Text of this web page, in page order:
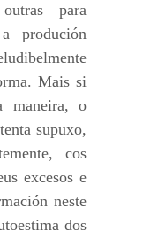
para
produción
Mais si
maneira, o
supuxo,
cos
excesos e
neste
dos